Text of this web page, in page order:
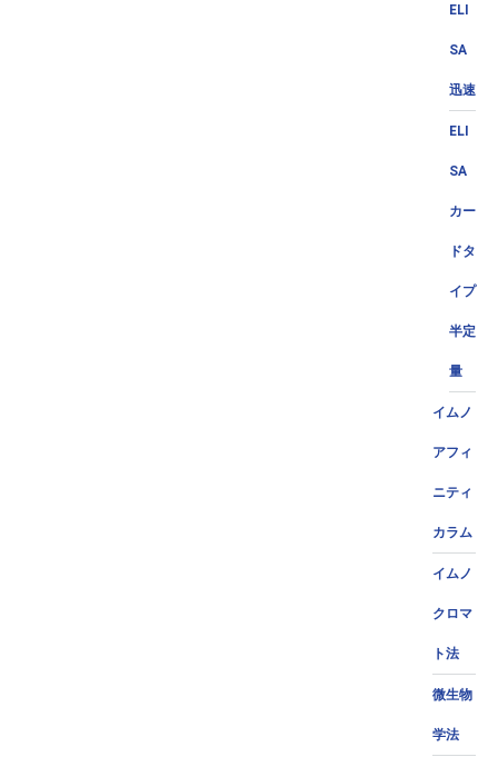
ELI
SA
迅速
ELI
SA
カー
ドタ
イプ
半定
量
イムノ
アフィ
ニティ
カラム
イムノ
クロマ
ト法
微生物
学法